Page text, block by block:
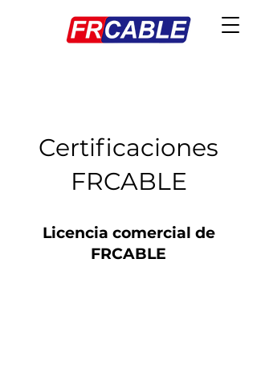
Certificaciones
FRCABLE
Licencia comercial de
FRCABLE